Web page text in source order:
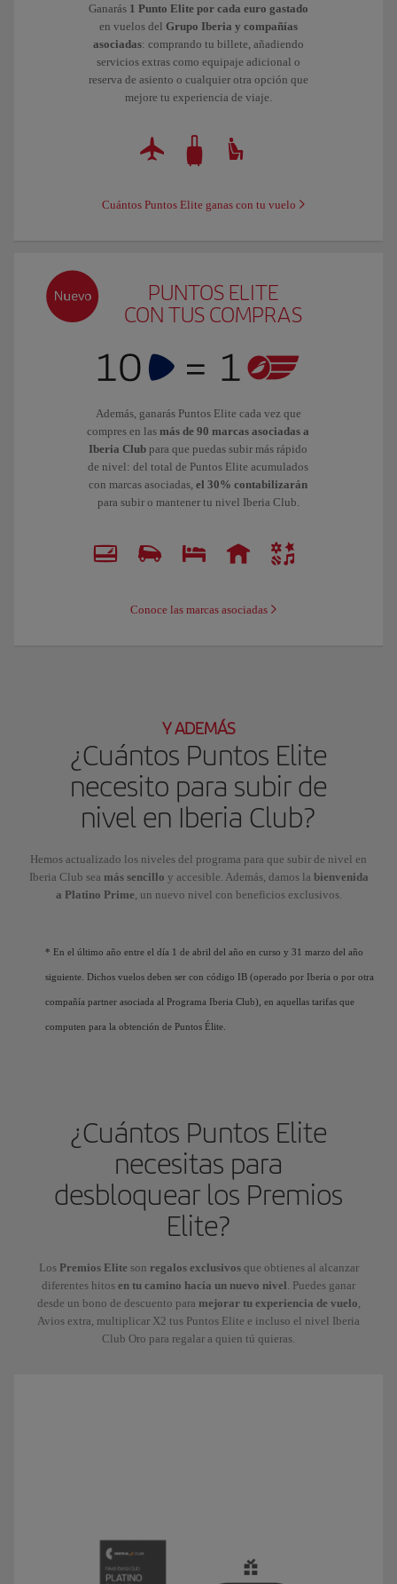
Ganarás 1 Punto Elite por cada euro gastado
en vuelos del Grupo Iberia y compañías
asociadas: comprando tu billete, añadiendo
servicios extras como equipaje adicional o
reserva de asiento o cualquier otra opción que
mejore tu experiencia de viaje.
Cuántos Puntos Elite ganas con tu vuelo
PUNTOS ELITE
CON TUS COMPRAS
Además, ganarás Puntos Elite cada vez que
compres en lasmás de 90 marcas asociadas a
Iberia Club para que puedas subir más rápido
de nivel: del total de Puntos Elite acumulados
con marcas asociadas,el 30% contabilizarán
para subir o mantener tu nivel Iberia Club.
Conoce las marcas asociadas
Y ADEMÁS
¿Cuántos Puntos Elite
necesito para subir de
nivel en Iberia Club?
Hemos actualizado los niveles del programa para que subir de nivel en
Iberia Club sea más sencillo y accesible. Además, damos la bienvenida
a Platino Prime , un nuevo nivel con beneficios exclusivos.
* En el último año entre el día 1 de abril del año en curso y 31 marzo del año
siguiente. Dichos vuelos deben ser con código IB (operado por Iberia o por otra
compañía partner asociada al Programa Iberia Club), en aquellas tarifas que
computen para la obtención de Puntos Élite.
¿Cuántos Puntos Elite
necesitas para
desbloquear los Premios
Elite?
Los Premios Elite son regalos exclusivos que obtienes al alcanzar
diferentes hitos en tu camino hacía un nuevo nivel . Puedes ganar
desde un bono de descuento para mejorar tu experiencia de vuelo
Avios extra, multiplicar X2 tus Puntos Elite e incluso el nivel Iberia
Club Oro para regalar a quien tú quieras.